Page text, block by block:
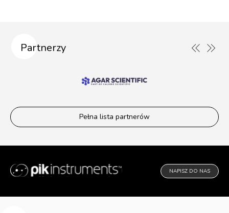
Partnerzy
Pełna lista partnerów
NAPISZ DO NAS